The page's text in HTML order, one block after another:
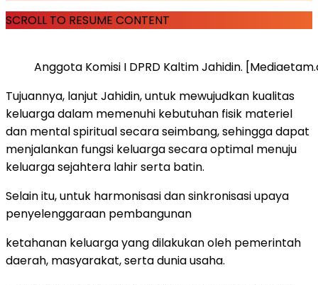
SCROLL TO RESUME CONTENT
Anggota Komisi I DPRD Kaltim Jahidin.
Tujuannya, lanjut Jahidin, untuk mewujudkan kualitas
keluarga dalam memenuhi kebutuhan fisik materiel
dan mental spiritual secara seimbang, sehingga dapat
menjalankan fungsi keluarga secara optimal menuju
keluarga sejahtera lahir serta batin.
Selain itu, untuk harmonisasi dan sinkronisasi upaya
penyelenggaraan pembangunan
ketahanan keluarga yang dilakukan oleh pemerintah
daerah, masyarakat, serta dunia usaha.